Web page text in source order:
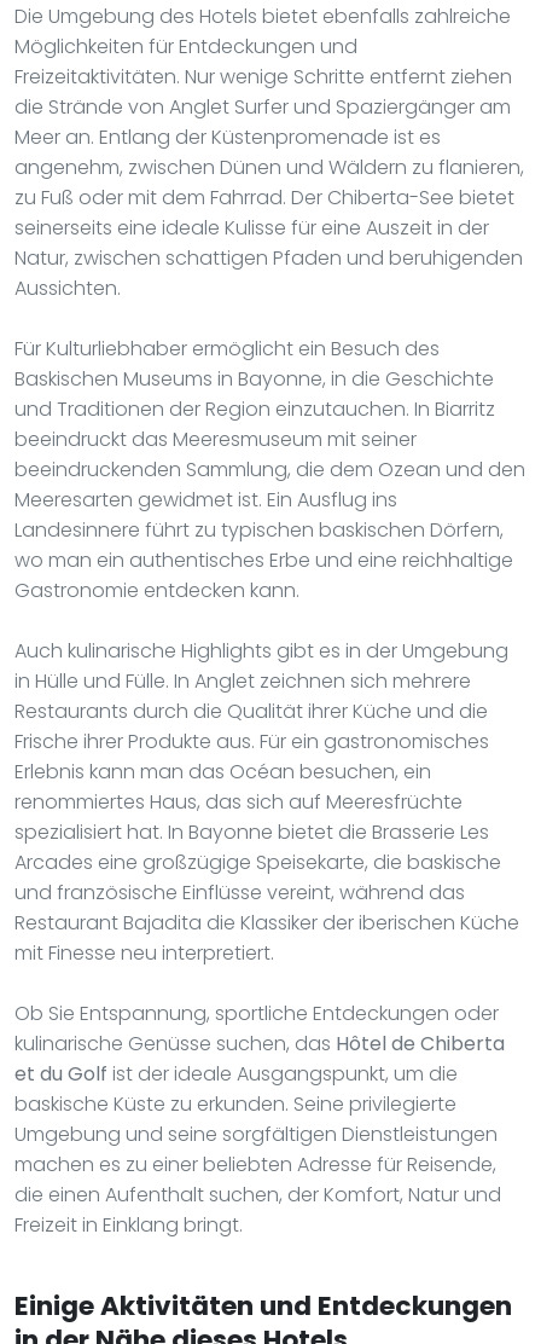
Die Umgebung des Hotels bietet ebenfalls zahlreiche
Möglichkeiten für Entdeckungen und
Freizeitaktivitäten. Nur wenige Schritte entfernt ziehen
die Strände von Anglet Surfer und Spaziergänger am
Meer an. Entlang der Küstenpromenade ist es
angenehm, zwischen Dünen und Wäldern zu flanieren,
zu Fuß oder mit dem Fahrrad. Der Chiberta-See bietet
seinerseits eine ideale Kulisse für eine Auszeit in der
Natur, zwischen schattigen Pfaden und beruhigenden
Aussichten.
Für Kulturliebhaber ermöglicht ein Besuch des
Baskischen Museums in Bayonne, in die Geschichte
und Traditionen der Region einzutauchen. In Biarritz
beeindruckt das Meeresmuseum mit seiner
beeindruckenden Sammlung, die dem Ozean und den
Meeresarten gewidmet ist. Ein Ausflug ins
Landesinnere führt zu typischen baskischen Dörfern,
wo man ein authentisches Erbe und eine reichhaltige
Gastronomie entdecken kann.
Auch kulinarische Highlights gibt es in der Umgebung
in Hülle und Fülle. In Anglet zeichnen sich mehrere
Restaurants durch die Qualität ihrer Küche und die
Frische ihrer Produkte aus. Für ein gastronomisches
Erlebnis kann man das Océan besuchen, ein
renommiertes Haus, das sich auf Meeresfrüchte
spezialisiert hat. In Bayonne bietet die Brasserie Les
Arcades eine großzügige Speisekarte, die baskische
und französische Einflüsse vereint, während das
Restaurant Bajadita die Klassiker der iberischen Küche
mit Finesse neu interpretiert.
Ob Sie Entspannung, sportliche Entdeckungen oder
kulinarische Genüsse suchen, das Hôtel de Chiberta
et du Golf ist der ideale Ausgangspunkt, um die
baskische Küste zu erkunden. Seine privilegierte
Umgebung und seine sorgfältigen Dienstleistungen
machen es zu einer beliebten Adresse für Reisende,
die einen Aufenthalt suchen, der Komfort, Natur und
Freizeit in Einklang bringt.
Einige Aktivitäten und Entdeckungen